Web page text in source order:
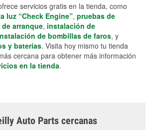
servicios gratis en la tienda, como
luz “Check Engine”, pruebas de
arranque, instalación de
de bombillas de faros, y
y baterías. Visita hoy mismo tu tienda
cercana para obtener más información
en la tienda.
Auto Parts cercanas